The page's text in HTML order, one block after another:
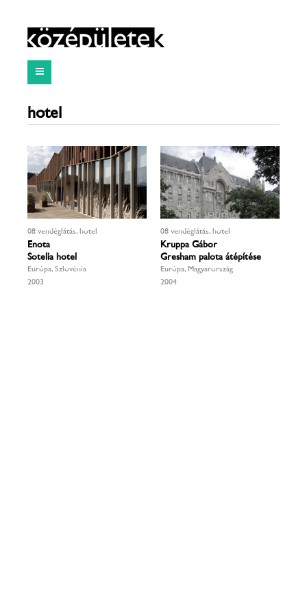
hotel
08 vendéglátás, hotel
Enota
Sotelia hotel
Európa, Szlovénia
2003
08 vendéglátás, hotel
Kruppa Gábor
Gresham palota átépítése
Európa, Magyarország
2004